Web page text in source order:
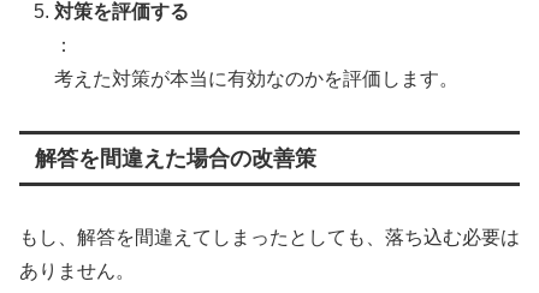
対策を評価する
：
考えた対策が本当に有効なのかを評価します。
解答を間違えた場合の改善策
もし、解答を間違えてしまったとしても、落ち込む必要は
ありません。